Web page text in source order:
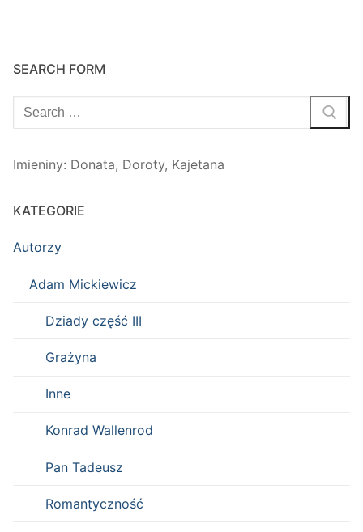
SEARCH FORM
Szukaj:
Imieniny: Donata, Doroty, Kajetana
KATEGORIE
Autorzy
Adam Mickiewicz
Dziady część III
Grażyna
Inne
Konrad Wallenrod
Pan Tadeusz
Romantyczność